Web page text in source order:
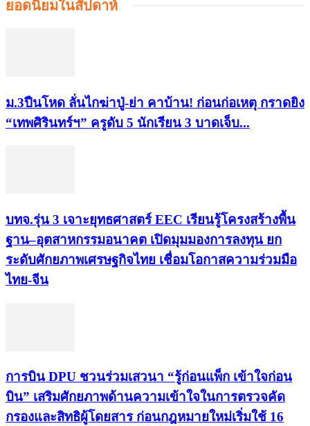
ยอดนิยมในสัปดาห์
ม.3ปืนโหด ลั่นไกฆ่าปู่-ย่า คาบ้าน! ก่อนก่อเหตุ กราดยิง
“เทพศิรินทร์ฯ” ครูดับ 5 นักเรียน 3 บาดเจ็บ...
บทจ.รุ่น 3 เจาะยุทธศาสตร์ EEC เรียนรู้โครงสร้างพื้น
ฐาน–อุตสาหกรรมอนาคต เปิดมุมมองการลงทุน ยก
ระดับศักยภาพเศรษฐกิจไทย เชื่อมโอกาสความร่วมมือ
ไทย-จีน
การบิน DPU ชวนร่วมเสวนา “รู้ก่อนแพ็ก เข้าใจก่อน
บิน” เสริมศักยภาพด้านความเข้าใจในการตรวจคัด
กรองและสิทธิผู้โดยสาร ก่อนกฎหมายใหม่เริ่มใช้ 16